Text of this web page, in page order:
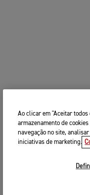
Ao clicar em "Aceitar todos
armazenamento de
navegação no site,
iniciativas de marketing.